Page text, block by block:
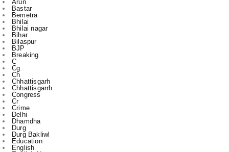
Bihar
Bilaspur
BJP
Breaking
C
Cg
Ch
Chhattisgarh
Chhattisgarrh
Congress
Cr
Crime
Delhi
Dhamdha
Durg
Durg Bakliwl
Education
English
English News
Featured
gadgets
gajendra yadav